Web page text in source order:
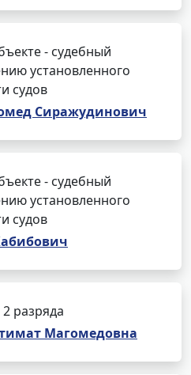
- судебный
установленного
судов
Сиражудинович
- судебный
установленного
судов
разряда
Магомедовна